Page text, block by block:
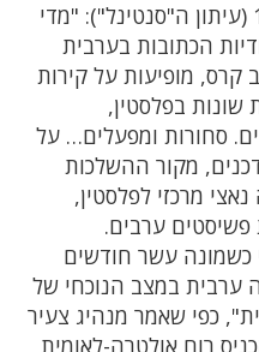
* דו"ח 25 באפריל 1935 (עיתון ה"סנטינל"): "מדי
הכתובות בערבית
קרס, מופיעות על קירות
שונות בפלסטין,
סחורות ומפעלים… על
מקור ההשלכות
מרכזי לפלסטין,
ערבים.
כשמונה עשר חודשים
ערבית במצב הנוכחי של
כפי שאמר מנהיג צעיר